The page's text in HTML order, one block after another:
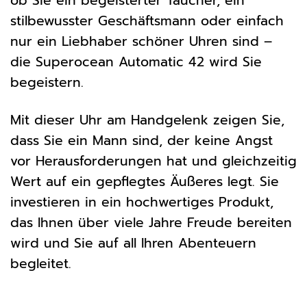
stilbewusster Geschäftsmann oder einfach
nur ein Liebhaber schöner Uhren sind –
die Superocean Automatic 42 wird Sie
begeistern.
Mit dieser Uhr am Handgelenk zeigen Sie,
dass Sie ein Mann sind, der keine Angst
vor Herausforderungen hat und gleichzeitig
Wert auf ein gepflegtes Äußeres legt. Sie
investieren in ein hochwertiges Produkt,
das Ihnen über viele Jahre Freude bereiten
wird und Sie auf all Ihren Abenteuern
begleitet.